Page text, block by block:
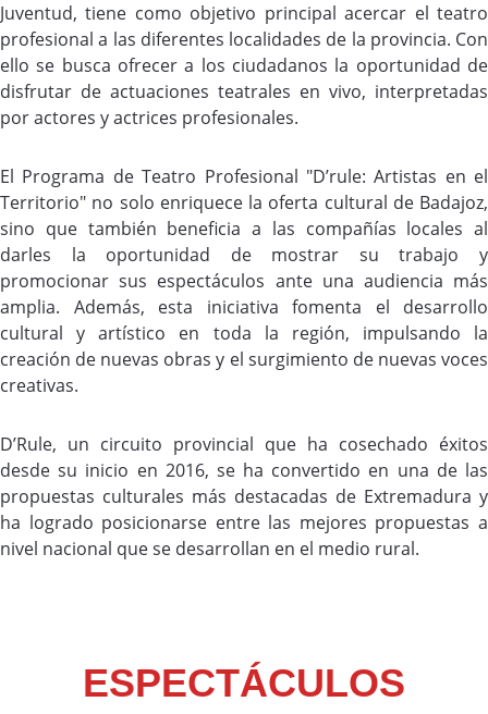
Juventud, tiene como objetivo principal acercar el teatro
profesional a las diferentes localidades de la provincia. Con
ello se busca ofrecer a los ciudadanos la oportunidad de
disfrutar de actuaciones teatrales en vivo, interpretadas
por actores y actrices profesionales.
El Programa de Teatro Profesional "D’rule: Artistas en el
Territorio" no solo enriquece la oferta cultural de Badajoz,
sino que también beneficia a las compañías locales al
darles la oportunidad de mostrar su trabajo y
promocionar sus espectáculos ante una audiencia más
amplia. Además, esta iniciativa fomenta el desarrollo
cultural y artístico en toda la región, impulsando la
creación de nuevas obras y el surgimiento de nuevas voces
creativas.
D’Rule, un circuito provincial que ha cosechado éxitos
desde su inicio en 2016, se ha convertido en una de las
propuestas culturales más destacadas de Extremadura y
ha logrado posicionarse entre las mejores propuestas a
nivel nacional que se desarrollan en el medio rural.
ESPECTÁCULOS